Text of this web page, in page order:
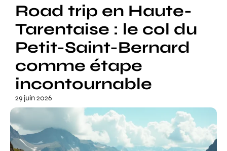
Road trip en Haute-
Tarentaise : le col du
Petit-Saint-Bernard
comme étape
incontournable
29 juin 2026